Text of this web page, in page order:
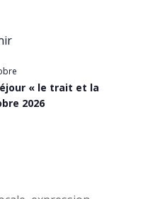
« le trait et la
2026